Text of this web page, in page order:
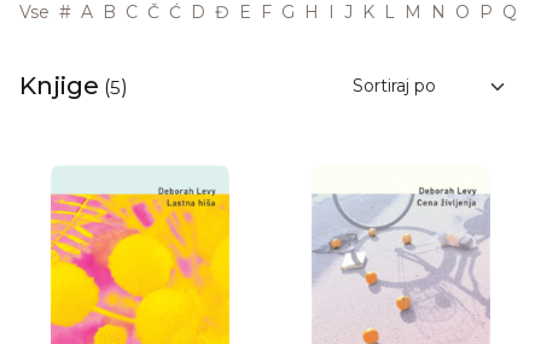
Vse # A B C Č Ć D Đ E F G H I J K L M N O P Q
Knjige (5)